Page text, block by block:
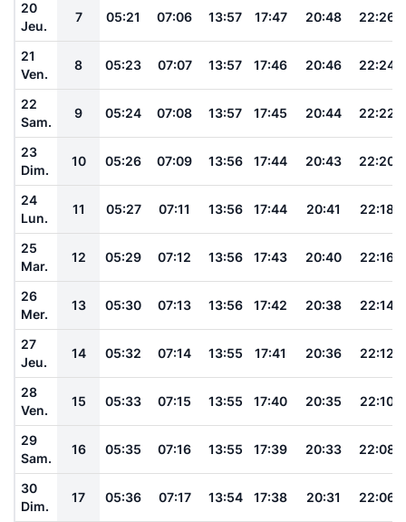
20
Jeu.
7 05:21 07:06 13:57 17:47 20:48 22:26
21
Ven.
8 05:23 07:07 13:57 17:46 20:46 22:24
22
Sam.
9 05:24 07:08 13:57 17:45 20:44 22:22
23
Dim.
10 05:26 07:09 13:56 17:44 20:43 22:20
24
Lun.
11 05:27 07:11 13:56 17:44 20:41 22:18
25
Mar.
12 05:29 07:12 13:56 17:43 20:40 22:16
26
Mer.
13 05:30 07:13 13:56 17:42 20:38 22:14
27
Jeu.
14 05:32 07:14 13:55 17:41 20:36 22:12
28
Ven.
15 05:33 07:15 13:55 17:40 20:35 22:10
29
Sam.
16 05:35 07:16 13:55 17:39 20:33 22:08
30
Dim.
17 05:36 07:17 13:54 17:38 20:31 22:06